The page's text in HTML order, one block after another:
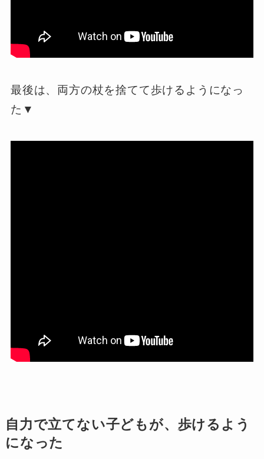
最後は、両方の杖を捨てて歩けるようになっ
た▼
自力で立てない子どもが、歩けるよう
になった